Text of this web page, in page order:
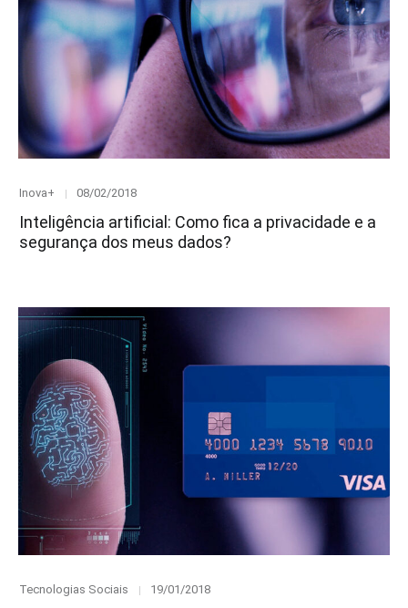
Category
Inova+
Posted
08/02/2018
Inteligência artificial: Como fica a privacidade e a
segurança dos meus dados?
Category
Tecnologias Sociais
Posted
19/01/2018